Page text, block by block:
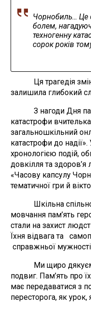
Чорнобиль… Це
болем,
техногенну
сорок років
Ця трагедія
залишила глибокий
З нагоди Дня
катастрофи
загальношкільний
катастрофи до
хронологією подій,
довкілля та
«Часову капсулу
тематичної гри й
Шкільна
мовчання пам’ять
стали на захист
Їхня відвага та
справжньої
Ми щиро дякуємо
подвиг. Пам’ять про
має передаватися з
пересторога, як урок,